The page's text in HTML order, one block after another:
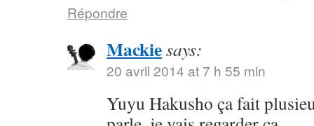
Répondre
Mackiesays:
20 avril 2014 at 7 h 55 min
Yuyu Hakusho ça fait